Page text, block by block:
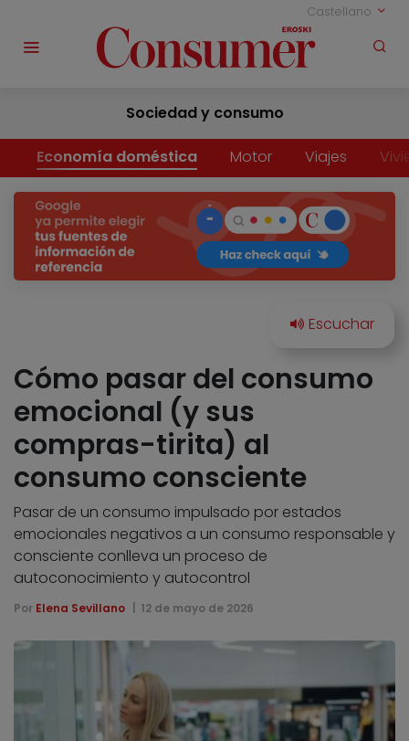
Castellano
Sociedad y consumo
Economía doméstica Motor Viajes
Cómo pasar del consumo
emocional (y sus
compras-tirita) al
consumo consciente
Pasar de un consumo impulsado por estados
emocionales negativos a un consumo responsable y
consciente conlleva un proceso de
autoconocimiento y autocontrol
Por Elena Sevillano 12 de mayo de 2026